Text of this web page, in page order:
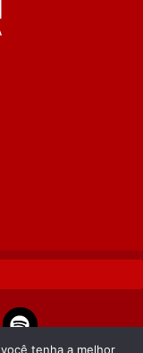
tenha a melhor